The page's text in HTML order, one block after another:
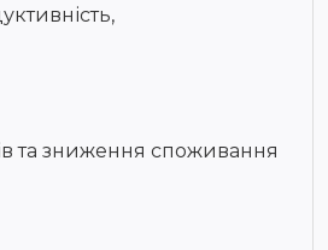
та зниження споживання